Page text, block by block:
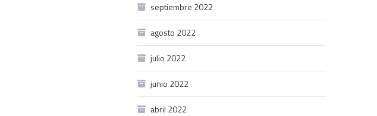
septiembre 2022
agosto 2022
julio 2022
junio 2022
abril 2022